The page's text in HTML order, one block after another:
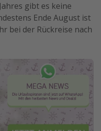
gibt es keine
Ende August ist
bei der Rückreise nach